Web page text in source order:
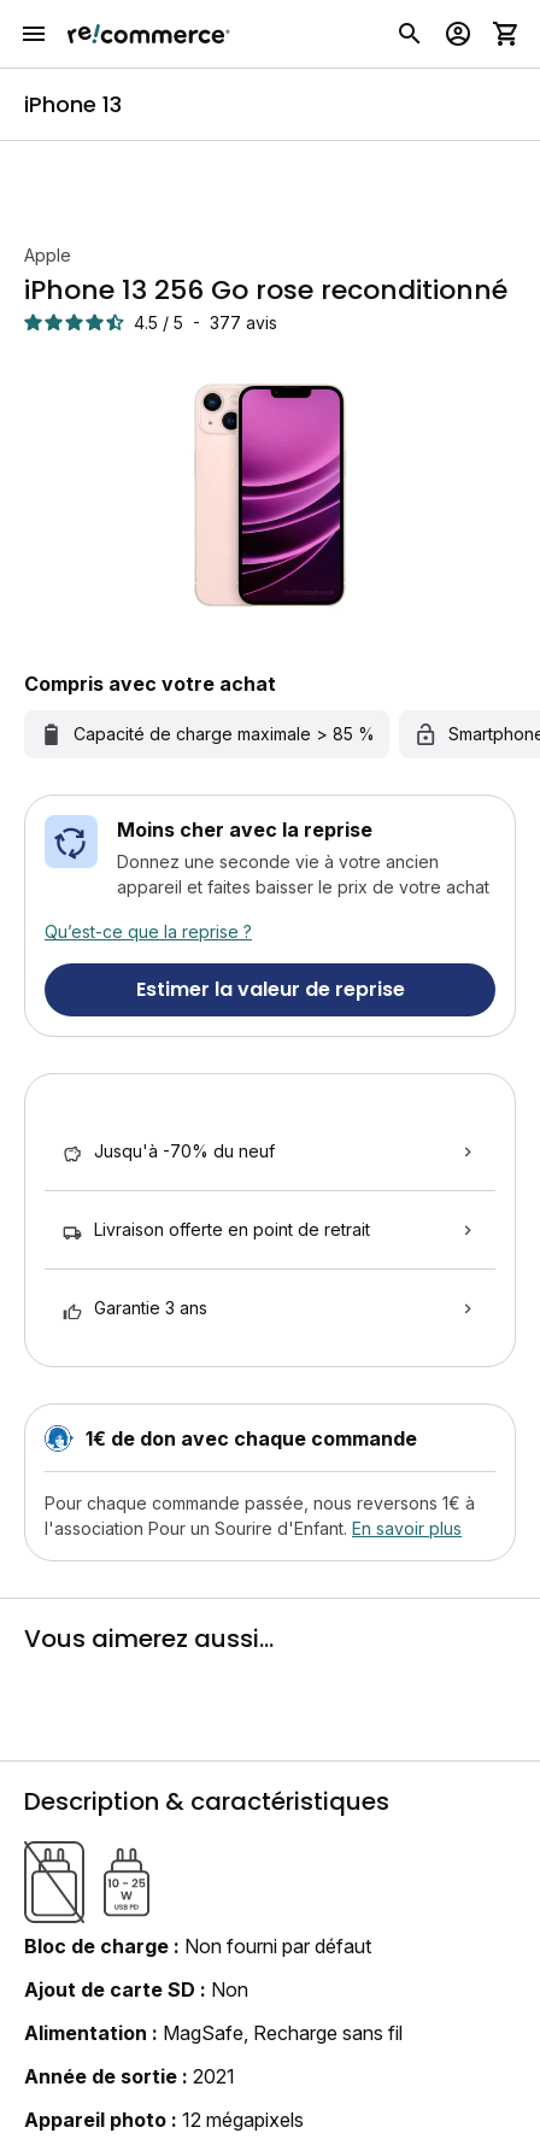
iPhone 13
Apple
iPhone 13 256 Go rose reconditionné
4.5 / 5 - 377 avis
Compris avec votre achat
Capacité de charge maximale > 85 %
Moins cher avec la reprise
Donnez une seconde vie à votre ancien
appareil et faites baisser le prix de votre achat
Qu’est-ce que la reprise ?
Estimer la valeur de reprise
Jusqu'à -70% du neuf
Livraison offerte en point de retrait
Garantie 3 ans
1€ de don avec chaque commande
Pour chaque commande passée, nous reversons 1€ à
l'association Pour un Sourire d'Enfant. En savoir plus
Vous aimerez aussi...
Description & caractéristiques
Bloc de charge
Non fourni par défaut
Ajout de carte SD
Non
Alimentation
MagSafe, Recharge sans fil
Année de sortie
2021
Appareil photo
12 mégapixels